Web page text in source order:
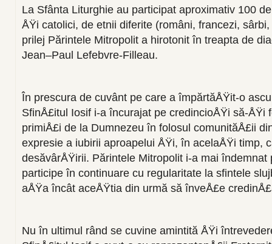
La Sfânta Liturghie au participat aproximativ 100
ÅŸi catolici, de etnii diferite (români, francezi,
prilej Părintele Mitropolit a hirotonit în treapta de
Jean–Paul Lefebvre-Filleau.
În prescura de cuvânt pe care a împărtăÅŸit-o
SfinÅ£itul Iosif i-a încurajat pe credincioÅŸi să-ÅŸi
primiÅ£i de la Dumnezeu în folosul comunităÅ£ii
expresie a iubirii aproapelui ÅŸi, în acelaÅŸi timp,
desăvârÅŸirii. Părintele Mitropolit i-a mai îndemnat
participe în continuare cu regularitate la sfintele
aÅŸa încât aceÅŸtia din urmă să înveÅ£e
Nu în ultimul rând se cuvine amintită ÅŸi